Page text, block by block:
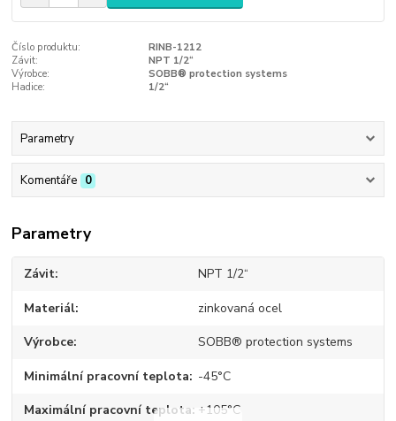
Číslo produktu:
RINB-1212
Závit:
NPT 1/2“
Výrobce:
SOBB® protection systems
Hadice:
1/2“
Parametry
Komentáře 0
Parametry
Závit NPT 1/2“
Materiál zinkovaná ocel
Výrobce SOBB® protection systems
Minimální pracovní teplota -45°C
Maximální pracovní teplota +105°C